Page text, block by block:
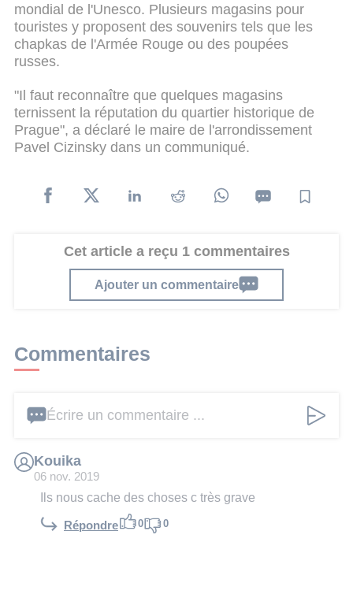
mondial de l'Unesco. Plusieurs magasins pour
touristes y proposent des souvenirs tels que les
chapkas de l'Armée Rouge ou des poupées
russes.
"Il faut reconnaître que quelques magasins
ternissent la réputation du quartier historique de
Prague", a déclaré le maire de l'arrondissement
Pavel Cizinsky dans un communiqué.
Cet article a reçu 1 commentaires
Ajouter un commentaire
Commentaires
Écrire un commentaire ...
Kouika
06 nov. 2019
Ils nous cache des choses c très grave
Répondre 0 0